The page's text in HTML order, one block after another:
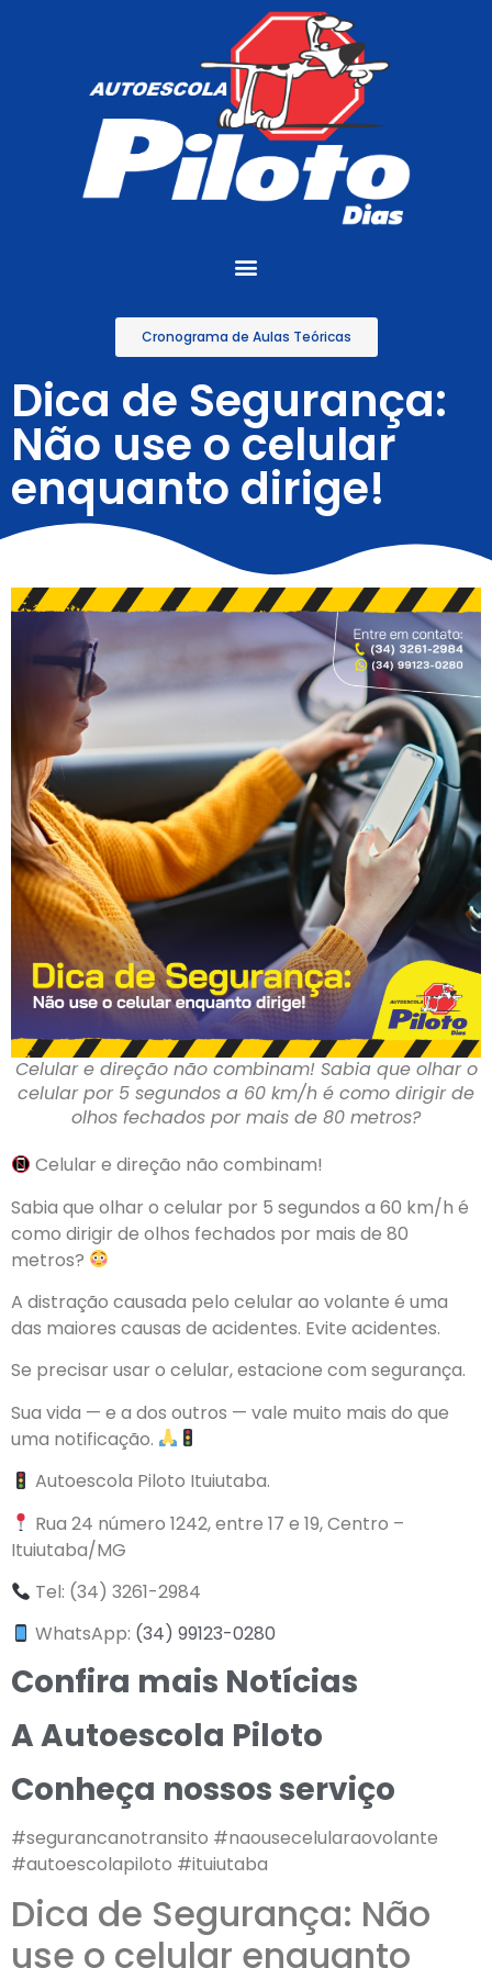
Cronograma de Aulas Teóricas
Dica de Segurança:
Não use o celular
enquanto dirige!
Celular e direção não combinam! Sabia que olhar o
celular por 5 segundos a 60 km/h é como dirigir de
olhos fechados por mais de 80 metros?
Celular e direção não combinam!
Sabia que olhar o celular por 5 segundos a 60 km/h é
como dirigir de olhos fechados por mais de 80
metros?
A distração causada pelo celular ao volante é uma
das maiores causas de acidentes. Evite acidentes.
Se precisar usar o celular, estacione com segurança.
Sua vida — e a dos outros — vale muito mais do que
uma notificação.
Autoescola Piloto Ituiutaba.
Rua 24 número 1242, entre 17 e 19, Centro –
Ituiutaba/MG
Tel: (34) 3261-2984
WhatsApp: (34) 99123-0280
Confira mais Notícias
A Autoescola Piloto
Conheça nossos serviço
#segurancanotransito #naousecelularaovolante
#autoescolapiloto #ituiutaba
Dica de Segurança: Não
use o celular enquanto